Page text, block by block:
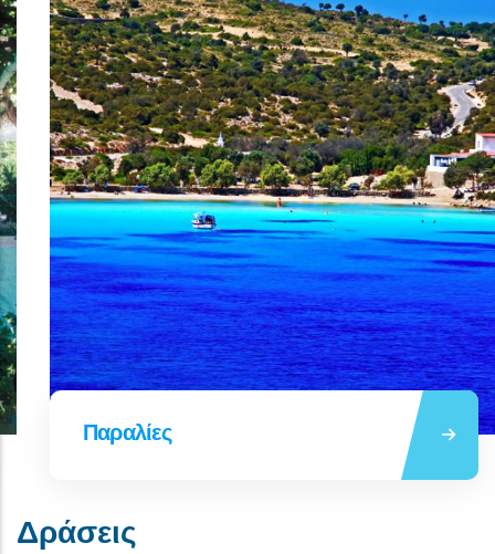
Δράσεις